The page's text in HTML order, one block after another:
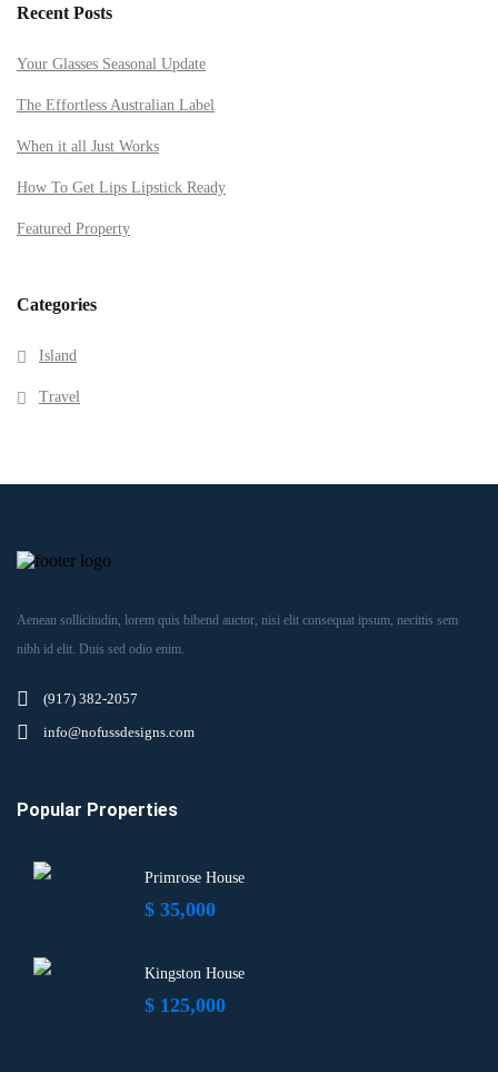
Recent Posts
Your Glasses Seasonal Update
The Effortless Australian Label
When it all Just Works
How To Get Lips Lipstick Ready
Featured Property
Categories
Island
Travel
Aenean sollicitudin, lorem quis bibend auctor, nisi elit consequat ipsum, necittis sem
nibh id elit. Duis sed odio enim.
(917) 382-2057
info@nofussdesigns.com
Popular Properties
Primrose House
$ 35,000
Kingston House
$ 125,000